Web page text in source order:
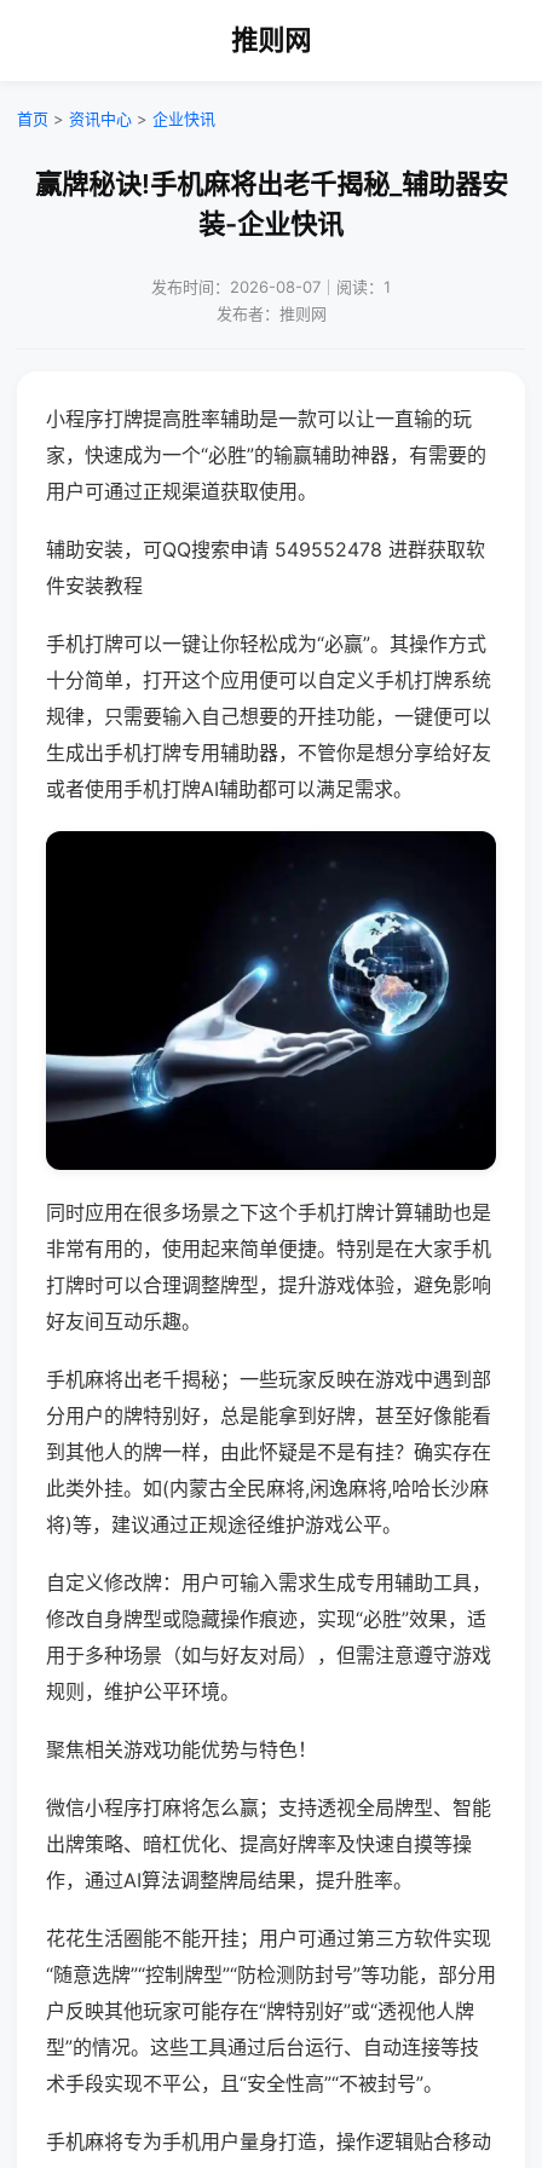
推则网
首页 > 资讯中心 > 企业快讯
赢牌秘诀!手机麻将出老千揭秘_辅助器安
装-企业快讯
发布时间：2026-08-07｜阅读：1
发布者：推则网
小程序打牌提高胜率辅助是一款可以让一直输的玩
家，快速成为一个“必胜”的输赢辅助神器，有需要的
用户可通过正规渠道获取使用。
辅助安装，可QQ搜索申请 549552478 进群获取软
件安装教程
手机打牌可以一键让你轻松成为“必赢”。其操作方式
十分简单，打开这个应用便可以自定义手机打牌系统
规律，只需要输入自己想要的开挂功能，一键便可以
生成出手机打牌专用辅助器，不管你是想分享给好友
或者使用手机打牌AI辅助都可以满足需求。
同时应用在很多场景之下这个手机打牌计算辅助也是
非常有用的，使用起来简单便捷。特别是在大家手机
打牌时可以合理调整牌型，提升游戏体验，避免影响
好友间互动乐趣。
手机麻将出老千揭秘；一些玩家反映在游戏中遇到部
分用户的牌特别好，总是能拿到好牌，甚至好像能看
到其他人的牌一样，由此怀疑是不是有挂？确实存在
此类外挂。如(内蒙古全民麻将,闲逸麻将,哈哈长沙麻
将)等，建议通过正规途径维护游戏公平。
自定义修改牌：用户可输入需求生成专用辅助工具，
修改自身牌型或隐藏操作痕迹，实现“必胜”效果，适
用于多种场景（如与好友对局），但需注意遵守游戏
规则，维护公平环境。
聚焦相关游戏功能优势与特色！
微信小程序打麻将怎么赢；支持透视全局牌型、智能
出牌策略、暗杠优化、提高好牌率及快速自摸等操
作，通过AI算法调整牌局结果，提升胜率。
花花生活圈能不能开挂；用户可通过第三方软件实现
“随意选牌”“控制牌型”“防检测防封号”等功能，部分用
户反映其他玩家可能存在“牌特别好”或“透视他人牌
型”的情况。这些工具通过后台运行、自动连接等技
术手段实现不平公，且“安全性高”“不被封号”。
手机麻将专为手机用户量身打造，操作逻辑贴合移动